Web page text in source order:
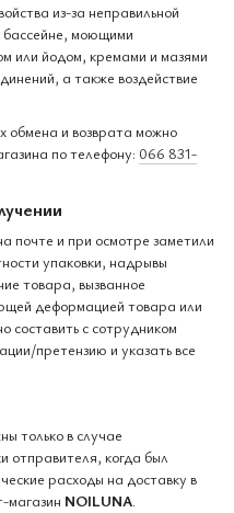
из-за неправильной
бассейне, моющими
или йодом, кремами и мазями
а также воздействие
обмена и возврата можно
по телефону: 066 831-
почте и при осмотре заметили
упаковки, надрывы
товара, вызванное
деформацией товара или
составить с сотрудником
претензию и указать все
только в случае
отправителя, когда был
расходы на доставку в
магазин NOILUNA.